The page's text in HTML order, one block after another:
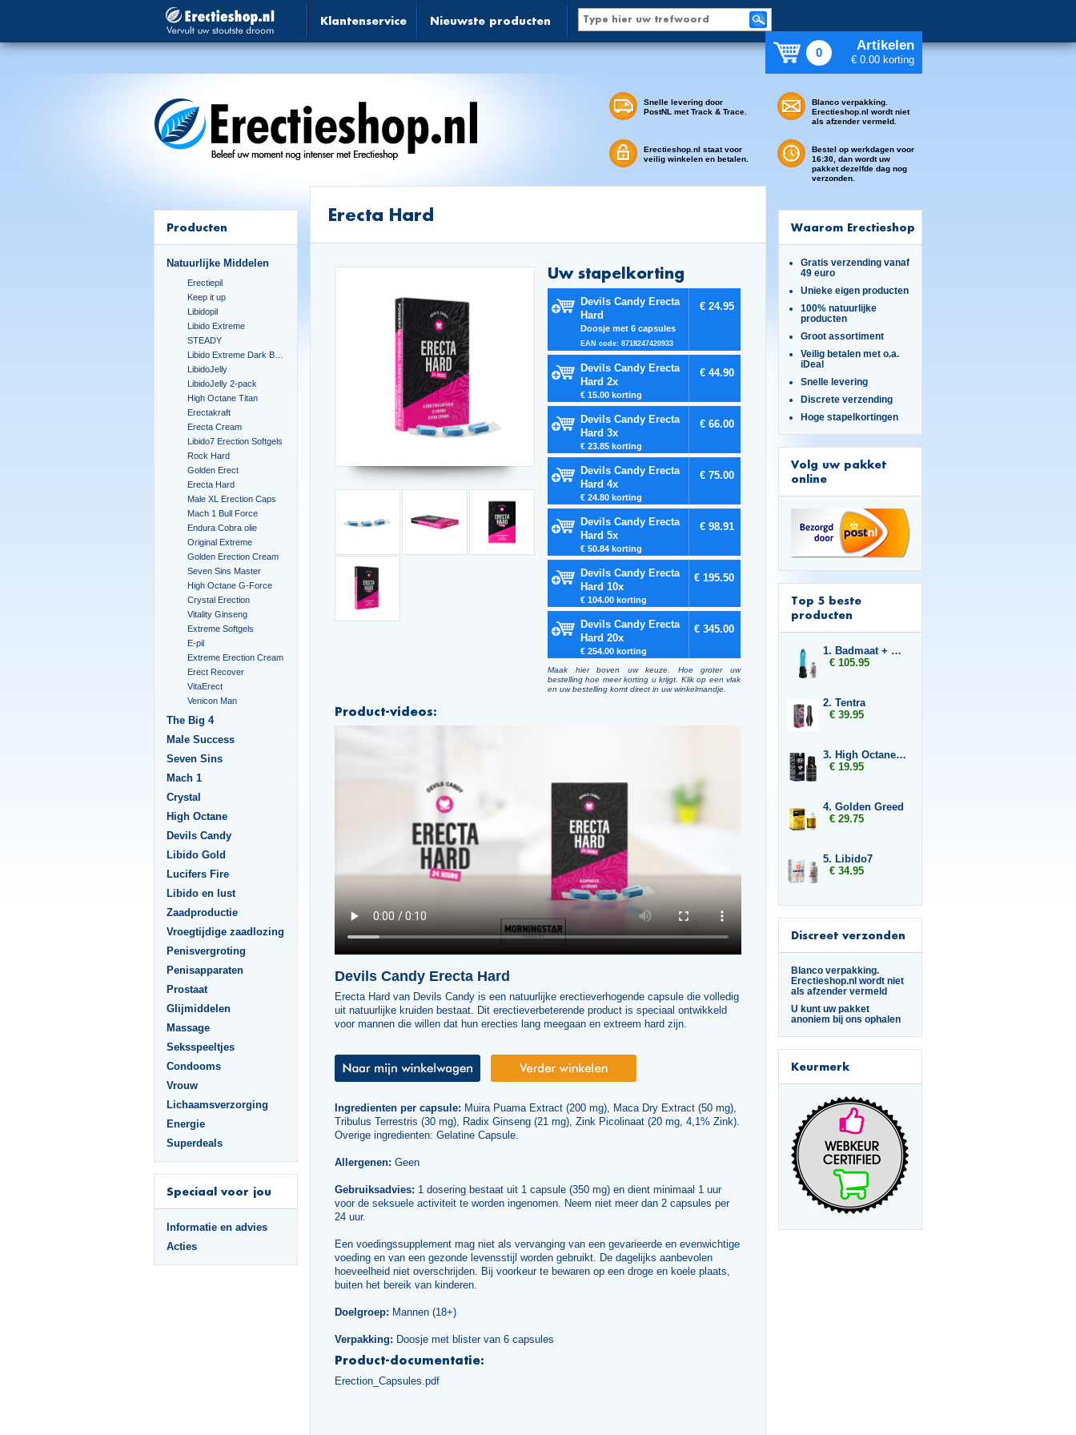
Klantenservice Nieuwste producten
0 Artikelen
€ 0.00 korting
Snelle levering door
PostNL met Track & Trace.
Erectieshop.nl staat voor
veilig winkelen en betalen.
Blanco verpakking.
Erectieshop.nl wordt niet
als afzender vermeld.
Bestel op werkdagen voor
16:30, dan wordt uw
pakket dezelfde dag nog
verzonden.
Producten
Natuurlijke Middelen
Erectiepil
Keep it up
Libidopil
Libido Extreme
STEADY
LibidoJelly
LibidoJelly 2-pack
High Octane Titan
Erectakraft
Erecta Cream
Libido7 Erection Softgels
Rock Hard
Golden Erect
Erecta Hard
Male XL Erection Caps
Mach 1 Bull Force
Endura Cobra olie
Original Extreme
Golden Erection Cream
Seven Sins Master
High Octane G-Force
Crystal Erection
Vitality Ginseng
Extreme Softgels
E-pil
Extreme Erection Cream
Erect Recover
VitaErect
Venicon Man
The Big 4
Male Success
Seven Sins
Mach 1
Crystal
High Octane
Devils Candy
Libido Gold
Lucifers Fire
Libido en lust
Zaadproductie
Vroegtijdige zaadlozing
Penisvergroting
Penisapparaten
Prostaat
Glijmiddelen
Massage
Seksspeeltjes
Condooms
Vrouw
Lichaamsverzorging
Energie
Superdeals
Speciaal voor jou
Informatie en advies
Acties
Erecta Hard
Uw stapelkorting
Devils Candy Erecta
Hard
Doosje met 6 capsules
EAN code: 8718247420933
€ 24.95
Devils Candy Erecta
Hard 2x
€ 15.00 korting
€ 44.90
Devils Candy Erecta
Hard 3x
€ 23.85 korting
€ 66.00
Devils Candy Erecta
Hard 4x
€ 24.80 korting
€ 75.00
Devils Candy Erecta
Hard 5x
€ 50.84 korting
€ 98.91
Devils Candy Erecta
Hard 10x
€ 104.00 korting
€ 195.50
Devils Candy Erecta
Hard 20x
€ 254.00 korting
€ 345.00
Maak hier boven uw keuze. Hoe groter uw
bestelling hoe meer korting u krijgt. Klik op een vlak
en uw bestelling komt direct in uw winkelmandje.
Product-videos:
Devils Candy Erecta Hard
Erecta Hard van Devils Candy is een natuurlijke erectieverhogende capsule die volledig
uit natuurlijke kruiden bestaat. Dit erectieverbeterende product is speciaal ontwikkeld
voor mannen die willen dat hun erecties lang meegaan en extreem hard zijn.
Ingredienten per capsule: Muira Puama Extract (200 mg), Maca Dry Extract (50 mg),
Tribulus Terrestris (30 mg), Radix Ginseng (21 mg), Zink Picolinaat (20 mg, 4,1% Zink).
Overige ingredienten: Gelatine Capsule.
Allergenen: Geen
Gebruiksadvies: 1 dosering bestaat uit 1 capsule (350 mg) en dient minimaal 1 uur
voor de seksuele activiteit te worden ingenomen. Neem niet meer dan 2 capsules per
24 uur.
Een voedingssupplement mag niet als vervanging van een gevarieerde en evenwichtige
voeding en van een gezonde levensstijl worden gebruikt. De dagelijks aanbevolen
hoeveelheid niet overschrijden. Bij voorkeur te bewaren op een droge en koele plaats,
buiten het bereik van kinderen.
Doelgroep: Mannen (18+)
Verpakking: Doosje met blister van 6 capsules
Product-documentatie:
Erection_Capsules.pdf
Waarom Erectieshop
Gratis verzending vanaf
49 euro
Unieke eigen producten
100% natuurlijke
producten
Groot assortiment
Veilig betalen met o.a.
iDeal
Snelle levering
Discrete verzending
Hoge stapelkortingen
Volg uw pakket
online
Top 5 beste
producten
1. Badmaat + 1x Libido7
€ 105.95
2. Tentra
€ 39.95
3. High Octane Spanish Fly
€ 19.95
4. Golden Greed
€ 29.75
5. Libido7
€ 34.95
Discreet verzonden
Blanco verpakking.
Erectieshop.nl wordt niet
als afzender vermeld
U kunt uw pakket
anoniem bij ons ophalen
Keurmerk